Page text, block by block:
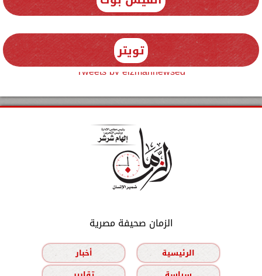
تويتر
Tweets by elzmannewseg
الزمان صحيفة مصرية
الرئيسية
أخبار